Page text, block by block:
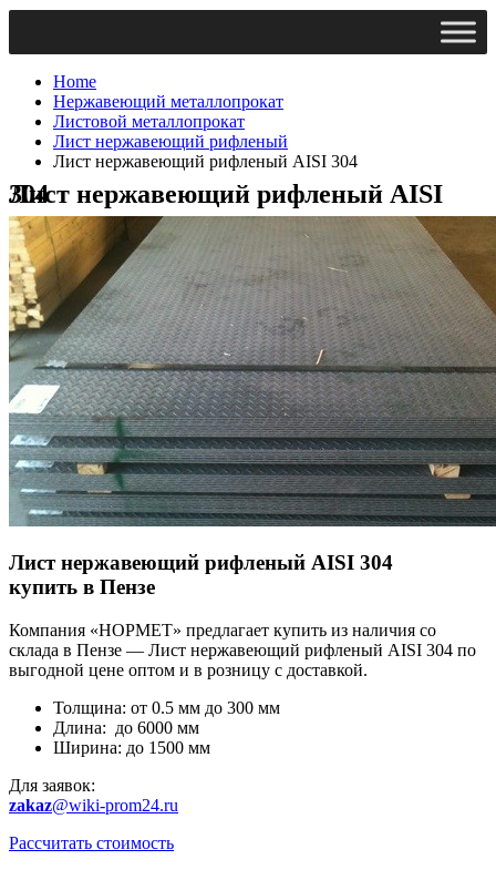
Home
Нержавеющий металлопрокат
Листовой металлопрокат
Лист нержавеющий рифленый
Лист нержавеющий рифленый AISI 304
Лист нержавеющий рифленый AISI 304
Лист нержавеющий рифленый AISI 304
купить в Пензе
Компания «НОРМЕТ» предлагает купить из наличия со
склада в Пензе — Лист нержавеющий рифленый AISI 304 по
выгодной цене оптом и в розницу с доставкой.
Толщина: от 0.5 мм до 300 мм
Длина: до 6000 мм
Ширина: до 1500 мм
Для заявок:
zakaz@wiki-prom24.ru
Рассчитать стоимость